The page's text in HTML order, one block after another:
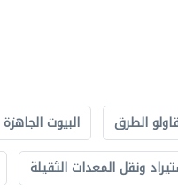
الطرق
البيوت الجاهزة
ونقل المعدات الثقيلة